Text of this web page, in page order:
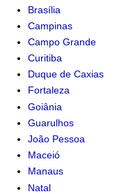
Brasília
Campinas
Campo Grande
Curitiba
Duque de Caxias
Fortaleza
Goiânia
Guarulhos
João Pessoa
Maceió
Manaus
Natal